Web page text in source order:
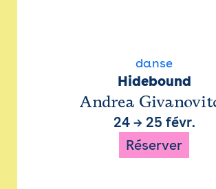
danse
Hidebound
Andrea
24→ 25 févr.
Réserver